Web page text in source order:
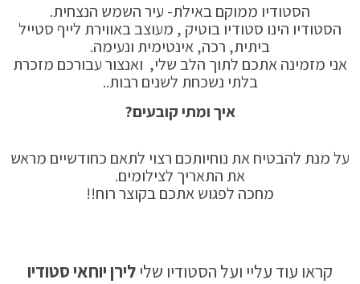
הסטודיו ממוקם באילת- עיר השמש הנצחית.
הסטודיו הינו סטודיו בוטיק , מעוצב באווירת לייף סטייל
ביתית, רכה, אינטימית ונעימה.
אני מזמינה אתכם לתוך הלב שלי, ואנצור עבורכם מזכרת
בלתי נשכחת לשנים רבות..
איך ומתי קובעים?
על מנת להבטיח את נוחיותכם רצוי לתאם כחודשיים מראש
את התאריך לצילומים.
מחכה לפגוש אתכם בקוצר רוח!!
קראו עוד עליי ועל הסטודיו שלילירן יוחאי סטודיו